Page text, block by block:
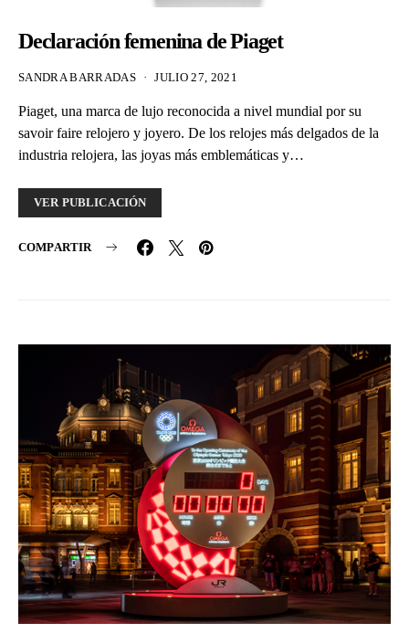
Declaración femenina de Piaget
SANDRA BARRADAS JULIO 27, 2021
Piaget, una marca de lujo reconocida a nivel mundial por su
savoir faire relojero y joyero. De los relojes más delgados de la
industria relojera, las joyas más emblemáticas y…
VER PUBLICACIÓN
COMPARTIR